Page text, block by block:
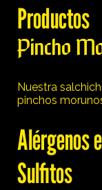
Productos
Pincho
Nuestra
pinchos
Alérgenos
Sulfitos